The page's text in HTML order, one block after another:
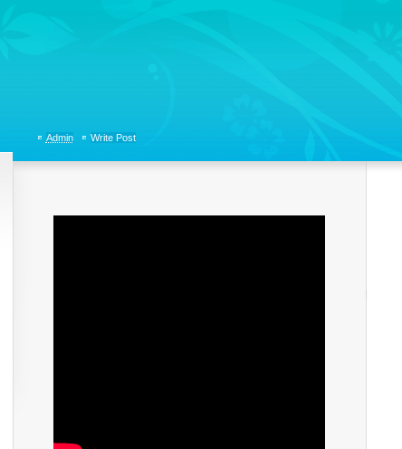
Admin Write Post